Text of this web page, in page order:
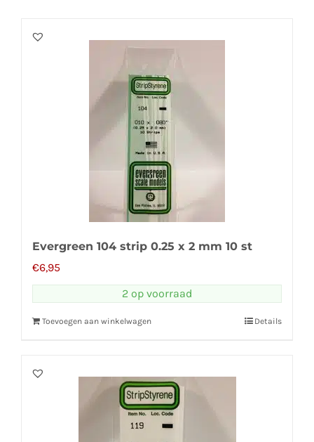
Evergreen 104 strip 0.25 x 2 mm 10 st
€6,95
2 op voorraad
Toevoegen aan winkelwagen Details